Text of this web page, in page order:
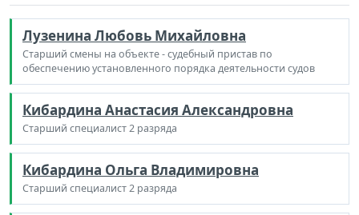
Лузенина Любовь Михайловна
Старший смены на объекте - судебный пристав по
обеспечению установленного порядка деятельности судов
Кибардина Анастасия Александровна
Старший специалист 2 разряда
Кибардина Ольга Владимировна
Старший специалист 2 разряда